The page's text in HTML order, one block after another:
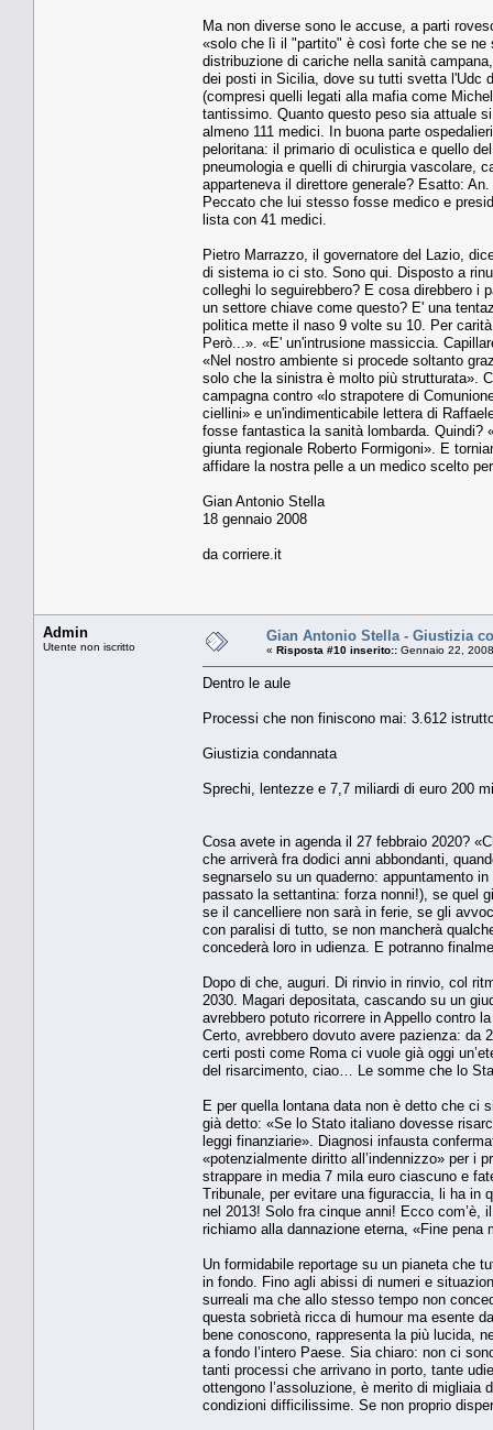
Ma non diverse sono le accuse, a parti
«solo che lì il "partito" è così forte che se ne
distribuzione di cariche nella sanità
dei posti in Sicilia, dove su tutti svetta l'Udc
(compresi quelli legati alla mafia come
tantissimo. Quanto questo peso sia attuale
almeno 111 medici. In buona parte
peloritana: il primario di oculistica e quello
pneumologia e quelli di chirurgia vascolare,
apparteneva il direttore generale? Esatto:
Peccato che lui stesso fosse medico e
lista con 41 medici.
Pietro Marrazzo, il governatore del Lazio,
di sistema io ci sto. Sono qui. Disposto a
colleghi lo seguirebbero? E cosa direbbero i
un settore chiave come questo? E' una
politica mette il naso 9 volte su 10. Per
Però...». «E' un'intrusione massiccia.
«Nel nostro ambiente si procede soltanto
solo che la sinistra è molto più strutturata».
campagna contro «lo strapotere di
ciellini» e un'indimenticabile lettera di
fosse fantastica la sanità lombarda. Quindi?
giunta regionale Roberto Formigoni». E
affidare la nostra pelle a un medico scelto
Gian Antonio Stella
18 gennaio 2008
da corriere.it
Admin
Utente non iscritto
Gian Antonio Stella - Giustizia
« Risposta #10 inserito:: Gennaio 22,
Dentro le aule
Processi che non finiscono mai: 3.612
Giustizia condannata
Sprechi, lentezze e 7,7 miliardi di euro 200
Cosa avete in agenda il 27 febbraio 2020?
che arriverà fra dodici anni abbondanti,
segnarselo su un quaderno: appuntamento
passato la settantina: forza nonni!), se quel
se il cancelliere non sarà in ferie, se gli
con paralisi di tutto, se non mancherà
concederà loro in udienza. E potranno
Dopo di che, auguri. Di rinvio in rinvio, col
2030. Magari depositata, cascando su un
avrebbero potuto ricorrere in Appello contro
Certo, avrebbero dovuto avere pazienza: da
certi posti come Roma ci vuole già oggi
del risarcimento, ciao… Le somme che lo
E per quella lontana data non è detto che ci
già detto: «Se lo Stato italiano dovesse
leggi finanziarie». Diagnosi infausta
«potenzialmente diritto all’indennizzo» per i
strappare in media 7 mila euro ciascuno e
Tribunale, per evitare una figuraccia, li ha in
nel 2013! Solo fra cinque anni! Ecco
richiamo alla dannazione eterna, «Fine pena
Un formidabile reportage su un pianeta che
in fondo. Fino agli abissi di numeri e
surreali ma che allo stesso tempo non
questa sobrietà ricca di humour ma esente
bene conoscono, rappresenta la più lucida,
a fondo l’intero Paese. Sia chiaro: non ci
tanti processi che arrivano in porto, tante
ottengono l’assoluzione, è merito di migliaia
condizioni difficilissime. Se non proprio